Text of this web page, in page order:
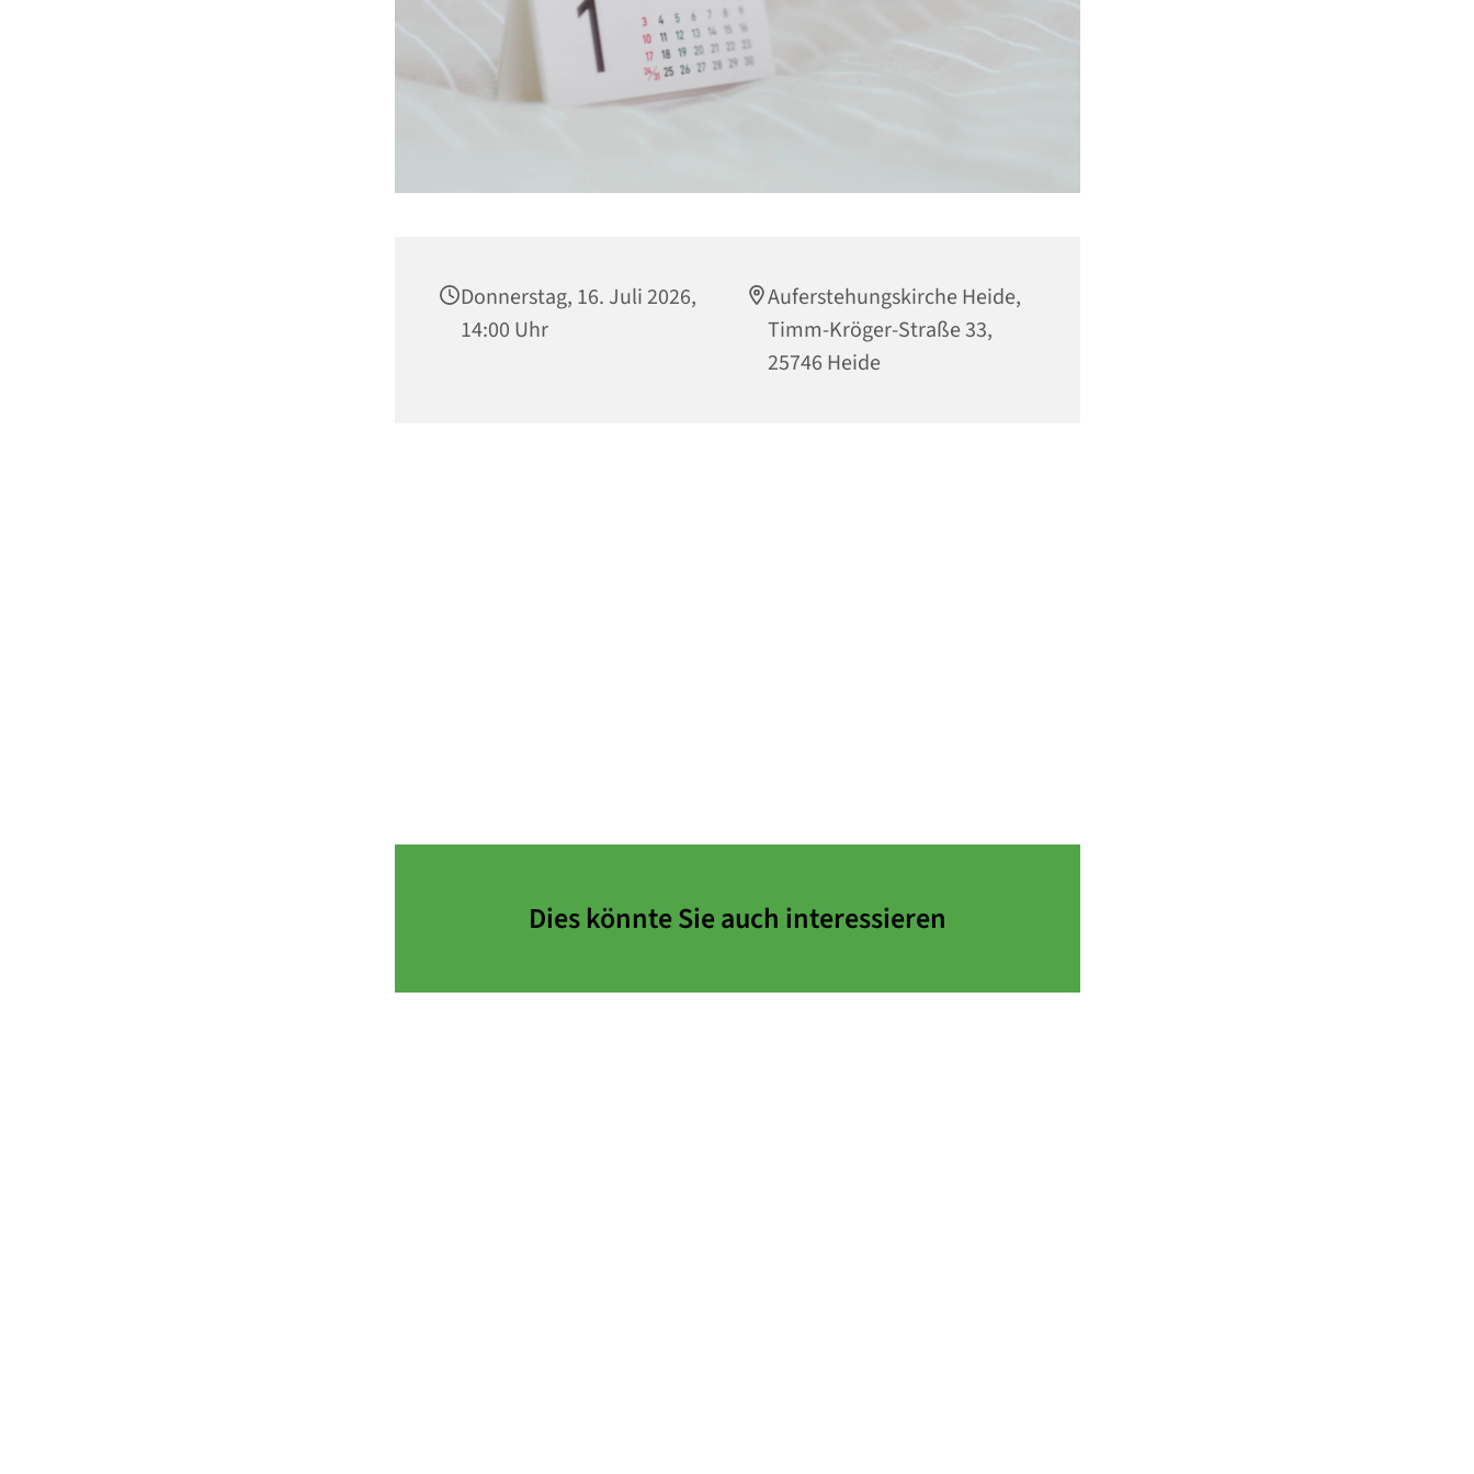
Donnerstag, 16. Juli 2026,
14:00 Uhr
Auferstehungskirche Heide,
Timm-Kröger-Straße 33,
25746 Heide
Dies könnte Sie auch interessieren